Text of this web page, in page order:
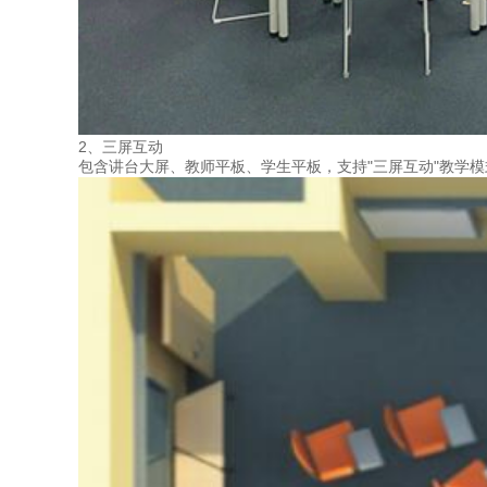
2、三屏互动
包含讲台大屏、教师平板、学生平板，支持"三屏互动"教学